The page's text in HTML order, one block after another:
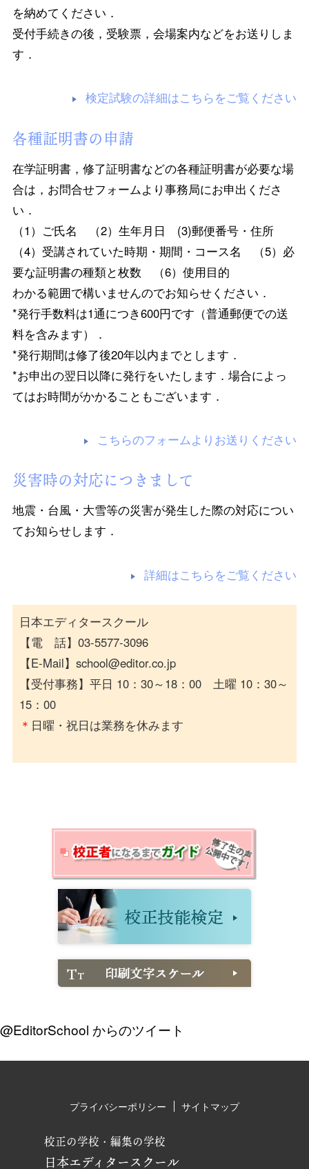
を納めてください．
受付手続きの後，受験票，会場案内などをお送りしま
す．
検定試験の詳細はこちらをご覧ください
各種証明書の申請
在学証明書，修了証明書などの各種証明書が必要な場
合は，お問合せフォームより事務局にお申出くださ
い．
（1）ご氏名 （2）生年月日 (3)郵便番号・住所
（4）受講されていた時期・期間・コース名 （5）必
要な証明書の種類と枚数 （6）使用目的
わかる範囲で構いませんのでお知らせください．
*発行手数料は1通につき600円です（普通郵便での送
料を含みます）．
*発行期間は修了後20年以内までとします．
*お申出の翌日以降に発行をいたします．場合によっ
てはお時間がかかることもございます．
こちらのフォームよりお送りください
災害時の対応につきまして
地震・台風・大雪等の災害が発生した際の対応につい
てお知らせします．
詳細はこちらをご覧ください
日本エディタースクール
【電 話】03-5577-3096
【E-Mail】school@editor.co.jp
【受付事務】平日 10：30～18：00 土曜 10：30～
15：00
＊ 日曜・祝日は業務を休みます
@EditorSchool からのツイート
校正の学校・編集の学校
日本エディタースクール
プライバシーポリシー サイトマップ